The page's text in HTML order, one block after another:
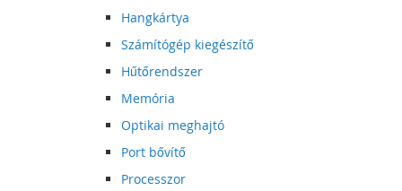
Hangkártya
Számítógép kiegészítő
Hűtőrendszer
Memória
Optikai meghajtó
Port bővítő
Processzor